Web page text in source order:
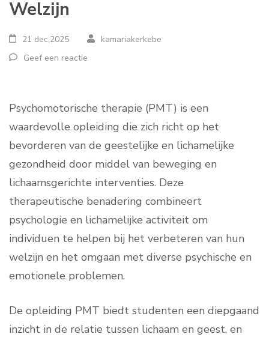
Welzijn
21 dec,2025
kamariakerkebe
Geef een reactie
Psychomotorische therapie (PMT) is een
waardevolle opleiding die zich richt op het
bevorderen van de geestelijke en lichamelijke
gezondheid door middel van beweging en
lichaamsgerichte interventies. Deze
therapeutische benadering combineert
psychologie en lichamelijke activiteit om
individuen te helpen bij het verbeteren van hun
welzijn en het omgaan met diverse psychische en
emotionele problemen.
De opleiding PMT biedt studenten een diepgaand
inzicht in de relatie tussen lichaam en geest, en